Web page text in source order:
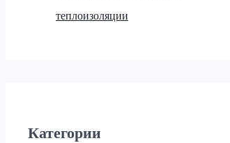
теплоизоляции
Категории